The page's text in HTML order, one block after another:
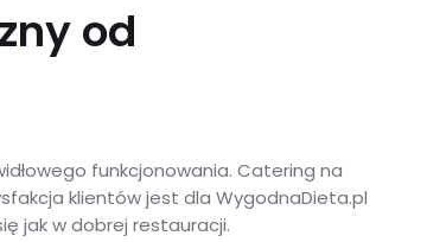
od
funkcjonowania. Catering na
klientów jest dla WygodnaDieta.pl
jak w dobrej restauracji.